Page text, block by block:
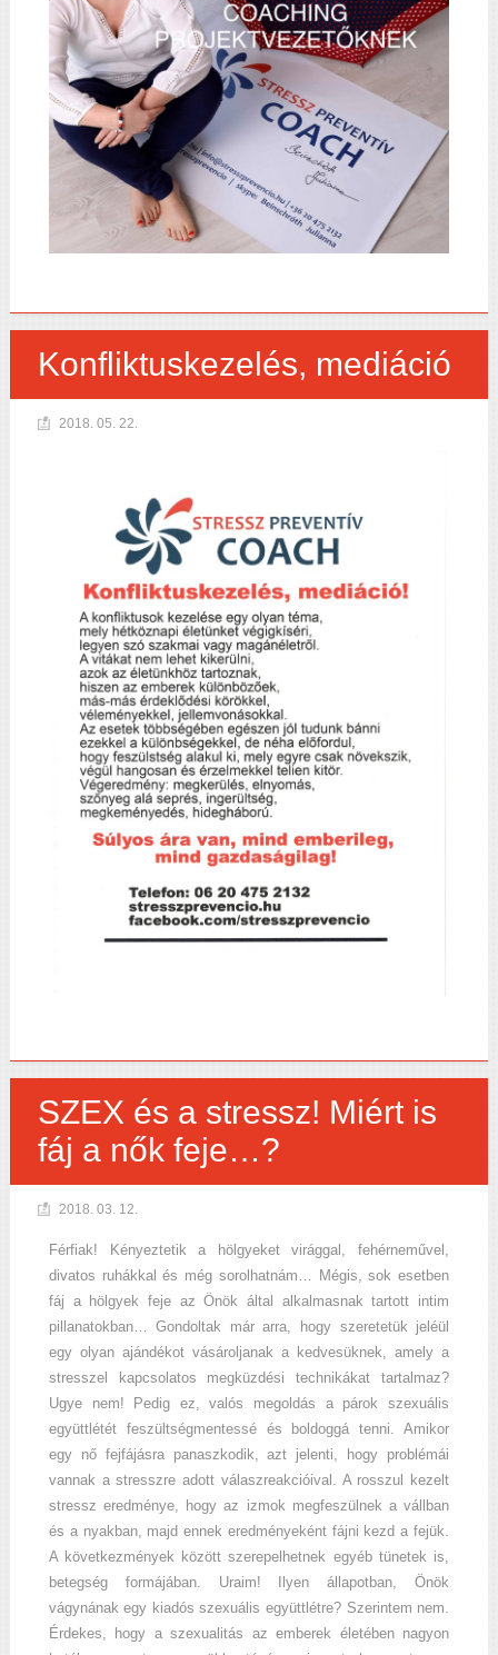
Konfliktuskezelés, mediáció
2018. 05. 22.
SZEX és a stressz! Miért is
fáj a nők feje…?
2018. 03. 12.
Férfiak! Kényeztetik a hölgyeket virággal, fehérneművel,
divatos ruhákkal és még sorolhatnám… Mégis, sok esetben
fáj a hölgyek feje az Önök által alkalmasnak tartott intim
pillanatokban… Gondoltak már arra, hogy szeretetük jeléül
egy olyan ajándékot vásároljanak a kedvesüknek, amely a
stresszel kapcsolatos megküzdési technikákat tartalmaz?
Ugye nem! Pedig ez, valós megoldás a párok szexuális
együttlétét feszültségmentessé és boldoggá tenni. Amikor
egy nő fejfájásra panaszkodik, azt jelenti, hogy problémái
vannak a stresszre adott válaszreakcióival. A rosszul kezelt
stressz eredménye, hogy az izmok megfeszülnek a vállban
és a nyakban, majd ennek eredményeként fájni kezd a fejük.
A következmények között szerepelhetnek egyéb tünetek is,
betegség formájában. Uraim! Ilyen állapotban, Önök
vágynának egy kiadós szexuális együttlétre? Szerintem nem.
Érdekes, hogy a szexualitás az emberek életében nagyon